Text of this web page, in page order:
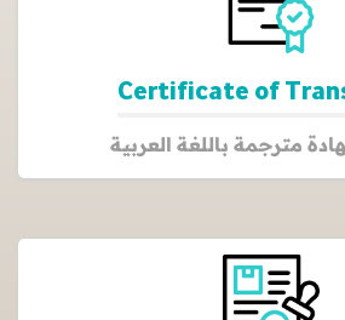
Certificate of
مترجمة باللغة العربية